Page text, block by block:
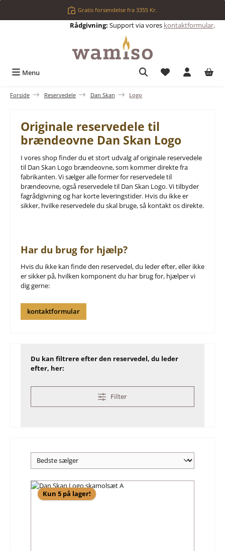
Gratis forsendelse fra 3355 Kr.
Rådgivning: Support via vores kontaktformular.
Menu Du har 0
Forside Reservedele Dan Skan Logo
Originale reservedele til
brændeovne Dan Skan Logo
I vores shop finder du et stort udvalg af originale reservedele
til Dan Skan Logo brændeovne, som kommer direkte fra
fabrikanten. Vi sælger alle former for reservedele til
brændeovne, også reservedele til Dan Skan Logo. Vi tilbyder
fagrådgivning og har korte leveringstider. Hvis du ikke er
sikker, hvilke reservedele du skal bruge, så kontakt os direkte.
Har du brug for hjælp?
Hvis du ikke kan finde den reservedel, du leder efter, eller ikke
er sikker på, hvilken komponent du har brug for, hjælper vi
dig gerne:
kontaktformular
Du kan filtrere efter den reservedel, du leder
efter, her:
Filter
Kun 5 på lager!